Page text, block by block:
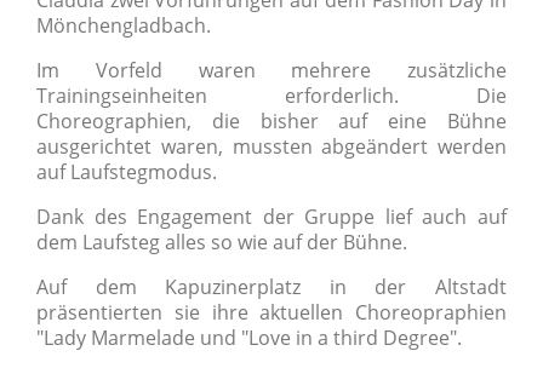
Mönchengladbach.
Im Vorfeld waren mehrere zusätzliche
Trainingseinheiten erforderlich. Die
Choreographien, die bisher auf eine Bühne
ausgerichtet waren, mussten abgeändert werden
auf Laufstegmodus.
Dank des Engagement der Gruppe lief auch auf
dem Laufsteg alles so wie auf der Bühne.
Auf dem Kapuzinerplatz in der Altstadt
präsentierten sie ihre aktuellen Choreopraphien
"Lady Marmelade und "Love in a third Degree".